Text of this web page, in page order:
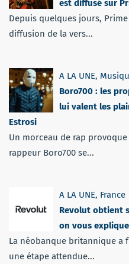
est diffusé sur
Depuis quelques jours,
diffusion de la vers...
A LA UNE,
Boro700 : les
lui valent les
Estrosi
Un morceau de rap
rappeur Boro700 se...
A LA UNE, France
Revolut obtient
on vous
La néobanque britannique a
une étape attendue...